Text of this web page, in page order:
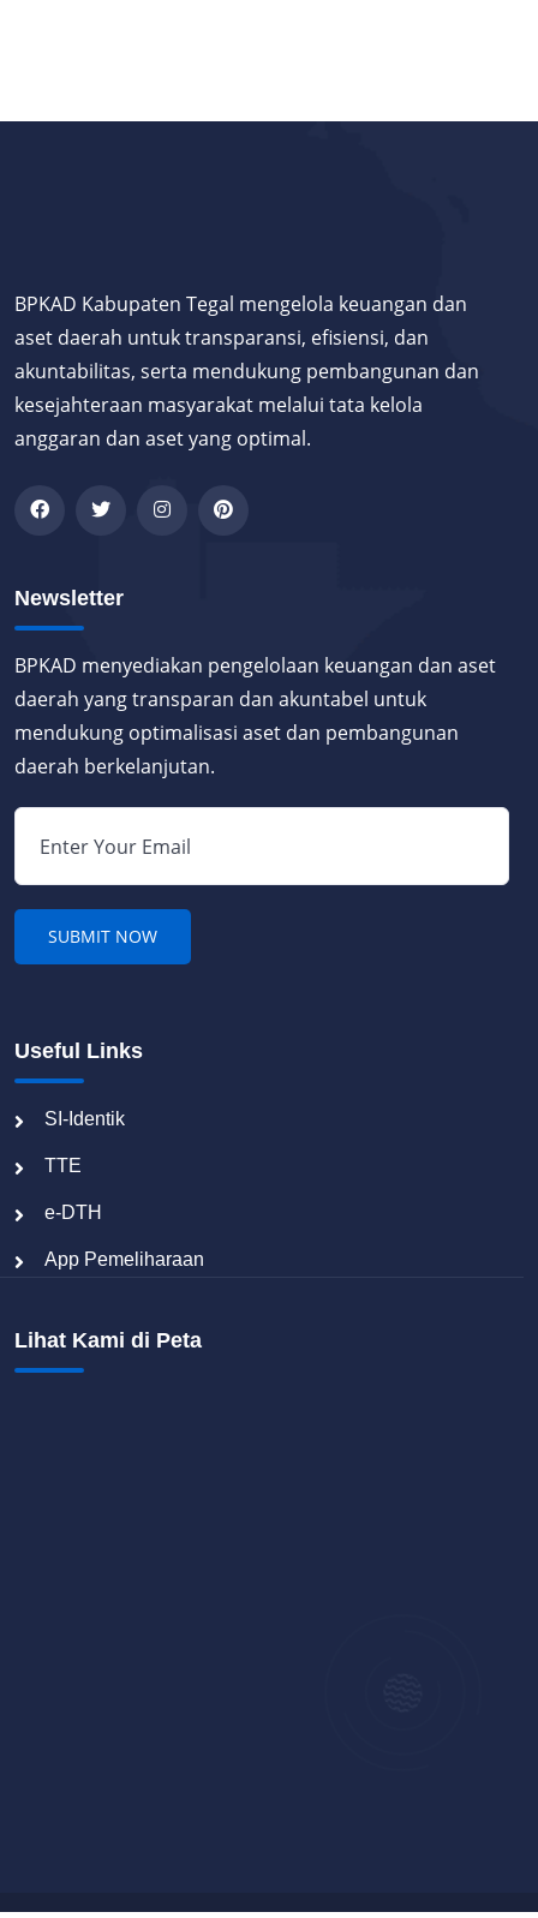
BPKAD Kabupaten Tegal mengelola keuangan dan
aset daerah untuk transparansi, efisiensi, dan
akuntabilitas, serta mendukung pembangunan dan
kesejahteraan masyarakat melalui tata kelola
anggaran dan aset yang optimal.
Newsletter
BPKAD menyediakan pengelolaan keuangan dan aset
daerah yang transparan dan akuntabel untuk
mendukung optimalisasi aset dan pembangunan
daerah berkelanjutan.
Useful Links
SI-Identik
TTE
e-DTH
App Pemeliharaan
Lihat Kami di Peta